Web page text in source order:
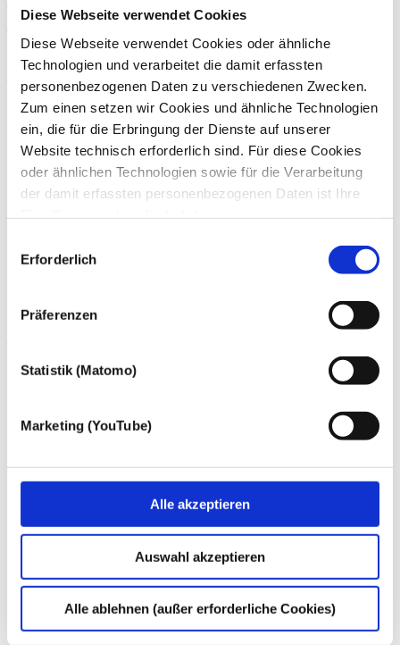
Diese Webseite verwendet Cookies
Diese Webseite verwendet Cookies oder ähnliche
Technologien und verarbeitet die damit erfassten
personenbezogenen Daten zu verschiedenen Zwecken.
Zum einen setzen wir Cookies und ähnliche Technologien
ein, die für die Erbringung der Dienste auf unserer
Website technisch erforderlich sind. Für diese Cookies
oder ähnlichen Technologien sowie für die Verarbeitung
der damit erfassten personenbezogenen Daten ist Ihre
mit Ihrer ausdrücklichen Einwilligung einsetzen und die
Erforderlich
Präferenzen
Statistik (Matomo)
Marketing (YouTube)
Alle akzeptieren
Auswahl akzeptieren
Alle ablehnen (außer erforderliche Cookies)
Personengesellschaften
Der Bundesfinanzhof erleichtert Umstrukturierungen auf mittelbarer
Gesellschafterebene bei grundbesitzenden Personengesellschaften.
Gestaltende Steuerberatung
Grunderwerbsteuer
Immobilien
Zurück
Stefan Hamacher, LL.M.
Steuerberater
Katrin Latsch
Zum Profil von Katrin Latsch
Dr. Philipp Schreiber
Zum Profil von Dr. Philipp Schreiber
Personengesellschaften Kapitalgesellschaften